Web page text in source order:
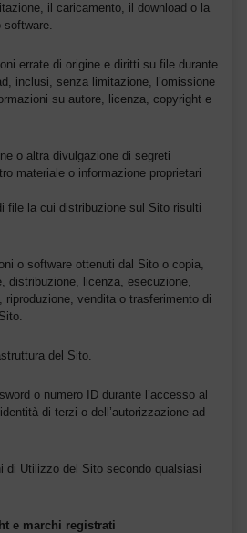
il caricamento, il download o la
software.
errate di origine e diritti su file durante
inclusi, senza limitazione, l’omissione
su autore, licenza, copyright e
o altra divulgazione di segreti
materiale o informazione proprietari
file la cui distribuzione sul Sito risulti
o software ottenuti dal Sito o copia,
distribuzione, licenza, esecuzione,
riproduzione, vendita o trasferimento di
del Sito.
o numero ID durante l’accesso al
di terzi o dell’autorizzazione ad
di Utilizzo del Sito secondo qualsiasi
e marchi registrati